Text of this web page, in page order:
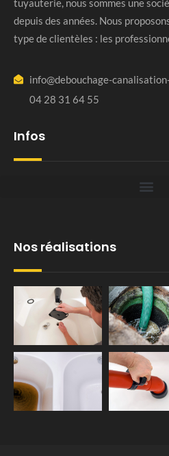
tuyauterie, nous sommes une
depuis des années. Nous
type de clientèles : les
info@debouchage-
04 28 31 64 55
Infos
Nos réalisations